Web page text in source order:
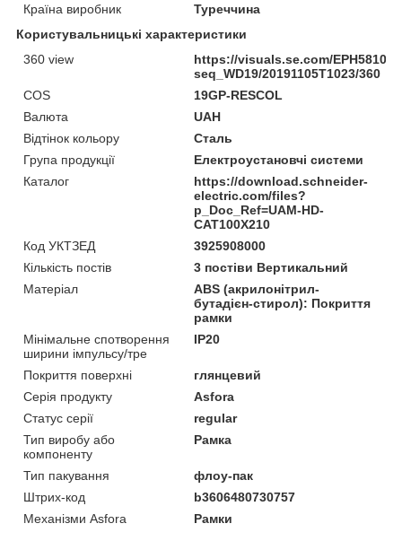
Країна виробник
Туреччина
Користувальницькі характеристики
360 view
https://visuals.se.com/
seq_WD19/20191105T1023/360
COS
19GP-RESCOL
Валюта
UAH
Відтінок кольору
Сталь
Група продукції
Електроустановчі системи
Каталог
https://download.schneider-
electric.com/files?
p_Doc_Ref=UAM-HD-
CAT100X210
Код УКТЗЕД
3925908000
Кількість постів
3 постіви Вертикальний
Матеріал
ABS (акрилонітрил-
бутадієн-стирол): Покриття
рамки
Мінімальне спотворення
ширини імпульсу/тре
IP20
Покриття поверхні
глянцевий
Серія продукту
Asfora
Статус серії
regular
Тип виробу або
компоненту
Рамка
Тип пакування
флоу-пак
Штрих-код
b3606480730757
Механізми Asfora
Рамки